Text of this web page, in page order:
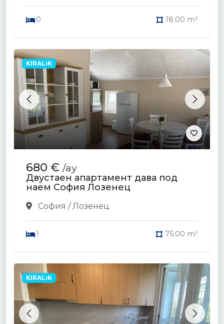
0 18.00 m²
Previous Next
KIRALıK
680 € /ay
Двустаен апартамент дава под
наем София Лозенец
София / Лозенец
1 75.00 m²
Previous Next
KIRALıK